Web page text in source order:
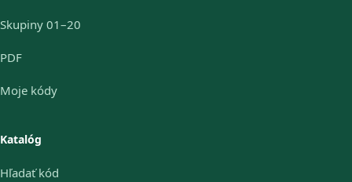
Skupiny 01–20
PDF
Moje kódy
Katalóg
Hľadať kód